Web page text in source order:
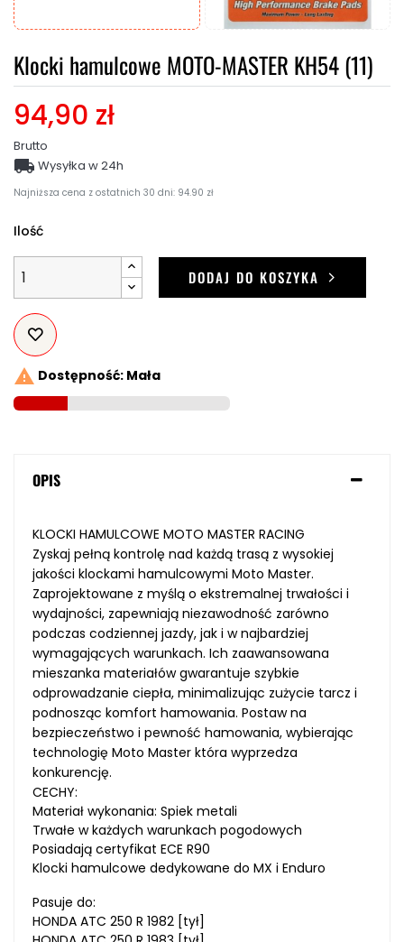
Klocki hamulcowe MOTO-MASTER KH54 (11)
94,90 zł
Brutto
Najniższa cena z ostatnich 30 dni: 94.90 zł
 Wysyłka w 24h
Ilość
DODAJ DO KOSZYKA
 Dostępność: Mała
OPIS
KLOCKI HAMULCOWE MOTO MASTER RACING
Zyskaj pełną kontrolę nad każdą trasą z wysokiej
jakości klockami hamulcowymi Moto Master.
Zaprojektowane z myślą o ekstremalnej trwałości i
wydajności, zapewniają niezawodność zarówno
podczas codziennej jazdy, jak i w najbardziej
wymagających warunkach. Ich zaawansowana
mieszanka materiałów gwarantuje szybkie
odprowadzanie ciepła, minimalizując zużycie tarcz i
podnosząc komfort hamowania. Postaw na
bezpieczeństwo i pewność hamowania, wybierając
technologię Moto Master która wyprzedza
konkurencję.
CECHY:
Materiał wykonania: Spiek metali
Trwałe w każdych warunkach pogodowych
Posiadają certyfikat ECE R90
Klocki hamulcowe dedykowane do MX i Enduro
Pasuje do:
HONDA ATC 250 R 1982 [tył]